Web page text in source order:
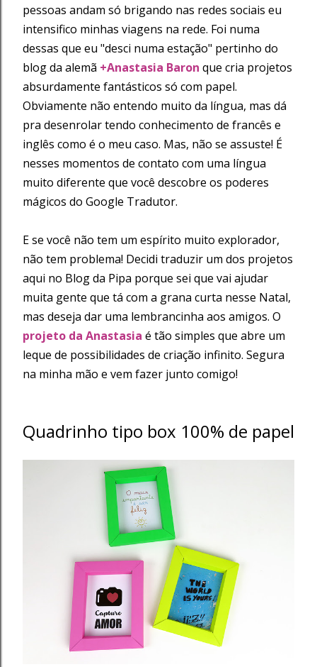
pessoas andam só brigando nas redes sociais eu
intensifico minhas viagens na rede. Foi numa
dessas que eu "desci numa estação" pertinho do
blog da alemã +Anastasia Baron que cria projetos
absurdamente fantásticos só com papel.
Obviamente não entendo muito da língua, mas dá
pra desenrolar tendo conhecimento de francês e
inglês como é o meu caso. Mas, não se assuste! É
nesses momentos de contato com uma língua
muito diferente que você descobre os poderes
mágicos do Google Tradutor.
E se você não tem um espírito muito explorador,
não tem problema! Decidi traduzir um dos projetos
aqui no Blog da Pipa porque sei que vai ajudar
muita gente que tá com a grana curta nesse Natal,
mas deseja dar uma lembrancinha aos amigos. O
projeto da Anastasia é tão simples que abre um
leque de possibilidades de criação infinito. Segura
na minha mão e vem fazer junto comigo!
Quadrinho tipo box 100% de papel